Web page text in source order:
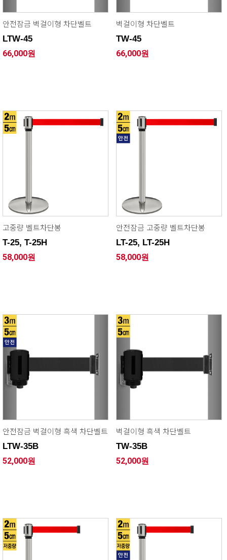
안전잠금 벽걸이형 차단벨트
LTW-45
66,000원
벽걸이형 차단벨트
TW-45
66,000원
고중량 벨트차단봉
T-25, T-25H
58,000원
안전잠금 고중량 벨트차단봉
LT-25, LT-25H
58,000원
안전잠금 벽걸이형 흑색 차단벨트
LTW-35B
52,000원
벽걸이형 흑색 차단벨트
TW-35B
52,000원